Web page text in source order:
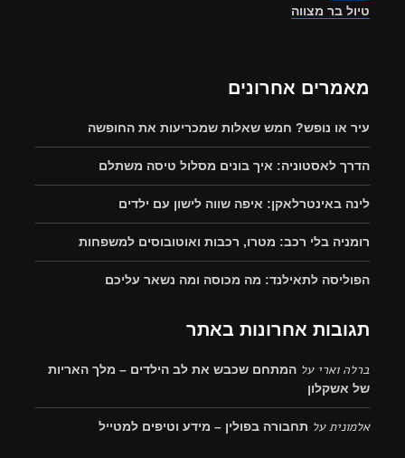
טיול בר מצווה
מאמרים אחרונים
עיר או נופש? חמש שאלות שמכריעות את החופשה
הדרך לאסטוניה: איך בונים מסלול טיסה משתלם
לינה באינטרלאקן: איפה שווה לישון עם ילדים
רומניה בלי רכב: מטרו, רכבות ואוטובוסים למשפחות
הפוליסה לתאילנד: מה מכוסה ומה נשאר עליכם
תגובות אחרונות באתר
ברלה וארי על המתחם שכבש את לב הילדים – מלך האריות
של אשקלון
אלמוניתעל תחבורה בפולין – מידע וטיפים למטייל